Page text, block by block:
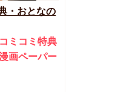
・おとなの
コミコミ特典
画ペーパー